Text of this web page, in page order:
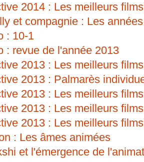
2014 : Les meilleurs
et compagnie : Les
: 10-1
: revue de l'année 2013
2013 : Les meilleurs
2013 : Palmarès
2013 : Les meilleurs
2013 : Les meilleurs
2013 : Les meilleurs
: Les âmes animées
et l'émergence de